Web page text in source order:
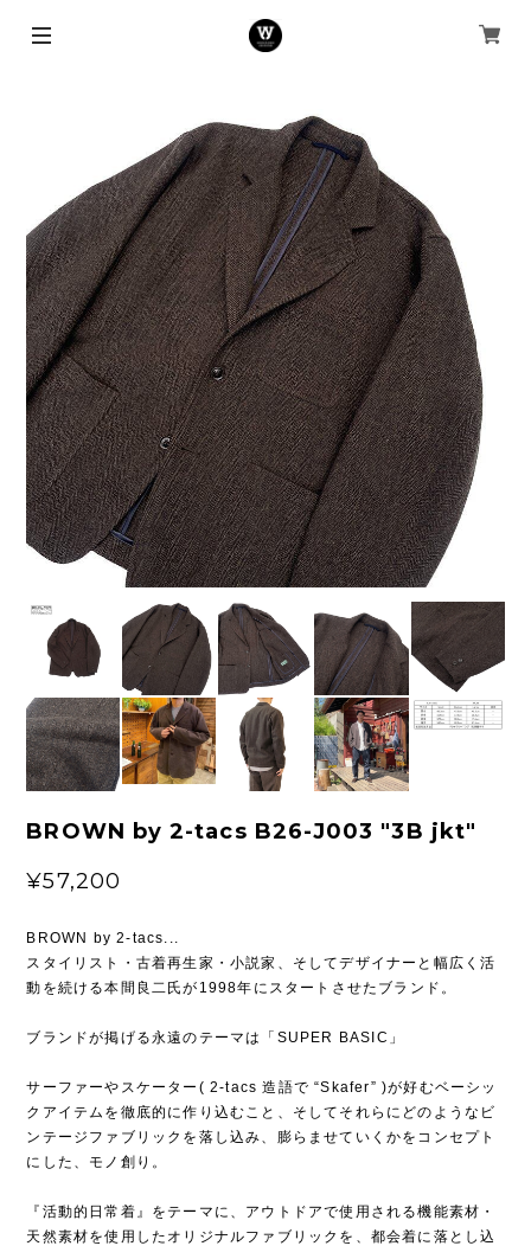
BROWN by 2-tacs B26-J003 "3B jkt"
¥57,200
BROWN by 2-tacs...
スタイリスト・古着再生家・小説家、そしてデザイナーと幅広く活
動を続ける本間良二氏が1998年にスタートさせたブランド。
ブランドが掲げる永遠のテーマは「SUPER BASIC」
サーファーやスケーター( 2-tacs 造語で “Skafer” )が好むベーシッ
クアイテムを徹底的に作り込むこと、そしてそれらにどのようなビ
ンテージファブリックを落し込み、膨らませていくかをコンセプト
にした、モノ創り。
『活動的日常着』をテーマに、アウトドアで使用される機能素材・
天然素材を使用したオリジナルファブリックを、都会着に落とし込